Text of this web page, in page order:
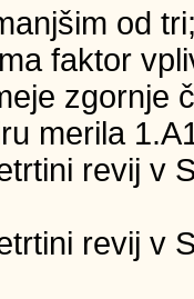
od
faktor
zgornje
merila
revij v
revij v